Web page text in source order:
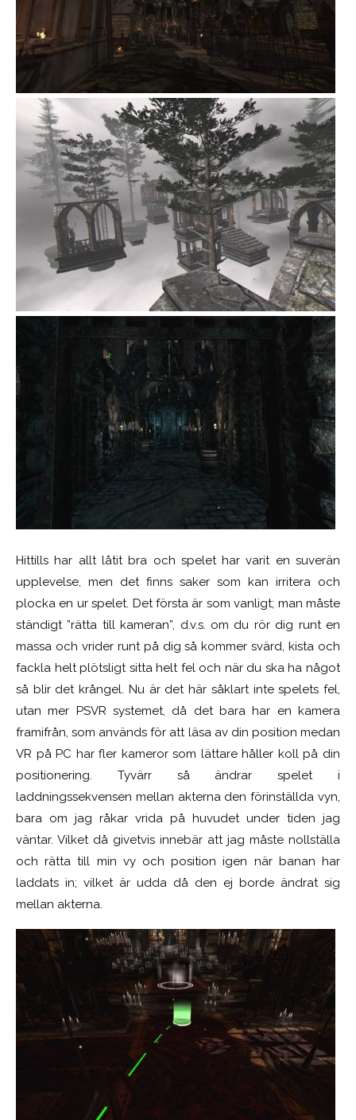
Hittills har allt låtit bra och spelet har varit en suverän
upplevelse, men det finns saker som kan irritera och
plocka en ur spelet. Det första är som vanligt; man måste
ständigt ”rätta till kameran”, d.v.s. om du rör dig runt en
massa och vrider runt på dig så kommer svärd, kista och
fackla helt plötsligt sitta helt fel och när du ska ha något
så blir det krångel. Nu är det här såklart inte spelets fel,
utan mer PSVR systemet, då det bara har en kamera
framifrån, som används för att läsa av din position medan
VR på PC har fler kameror som lättare håller koll på din
positionering. Tyvärr så ändrar spelet i
laddningssekvensen mellan akterna den förinställda vyn,
bara om jag råkar vrida på huvudet under tiden jag
väntar. Vilket då givetvis innebär att jag måste nollställa
och rätta till min vy och position igen när banan har
laddats in; vilket är udda då den ej borde ändrat sig
mellan akterna.